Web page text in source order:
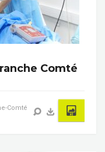
Comté
Comté